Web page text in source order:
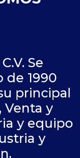
Se
de 1990
principal
Venta y
y equipo
y